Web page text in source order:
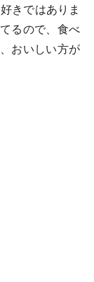
きではありま
るので、食べ
おいしい方が